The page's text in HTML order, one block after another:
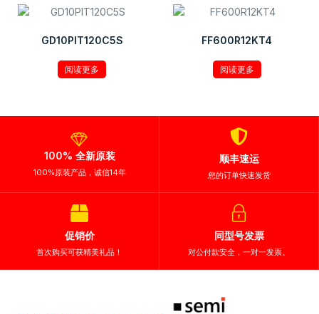
GD10PIT120C5S
阅读更多
FF600R12KT4
阅读更多
100% 全新原装
100%原装产品，诚信14年
顺丰速运
您的订单快速发货
促销价
首次购买可获精美礼品！
同型号发票
对公付款安全，一对一发票。